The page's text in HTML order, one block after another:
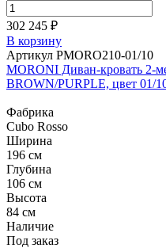
302 245 ₽
В корзину
Артикул PMORO210-01/10
MORONI Диван-кровать 2-
BROWN/PURPLE, цвет 01/
Фабрика
Cubo Rosso
Ширина
196 см
Глубина
106 см
Высота
84 см
Наличие
Под заказ